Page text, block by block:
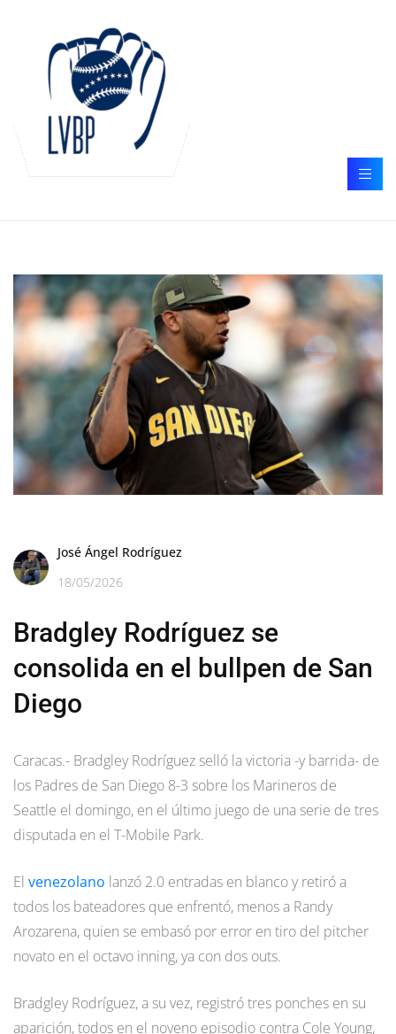
José Ángel Rodríguez
18/05/2026
Bradgley Rodríguez se
consolida en el bullpen de San
Diego
Caracas.- Bradgley Rodríguez selló la victoria -y barrida- de
los Padres de San Diego 8-3 sobre los Marineros de
Seattle el domingo, en el último juego de una serie de tres
disputada en el T-Mobile Park.
El venezolano lanzó 2.0 entradas en blanco y retiró a
todos los bateadores que enfrentó, menos a Randy
Arozarena, quien se embasó por error en tiro del pitcher
novato en el octavo inning, ya con dos outs.
Bradgley Rodríguez, a su vez, registró tres ponches en su
aparición, todos en el noveno episodio contra Cole Young,